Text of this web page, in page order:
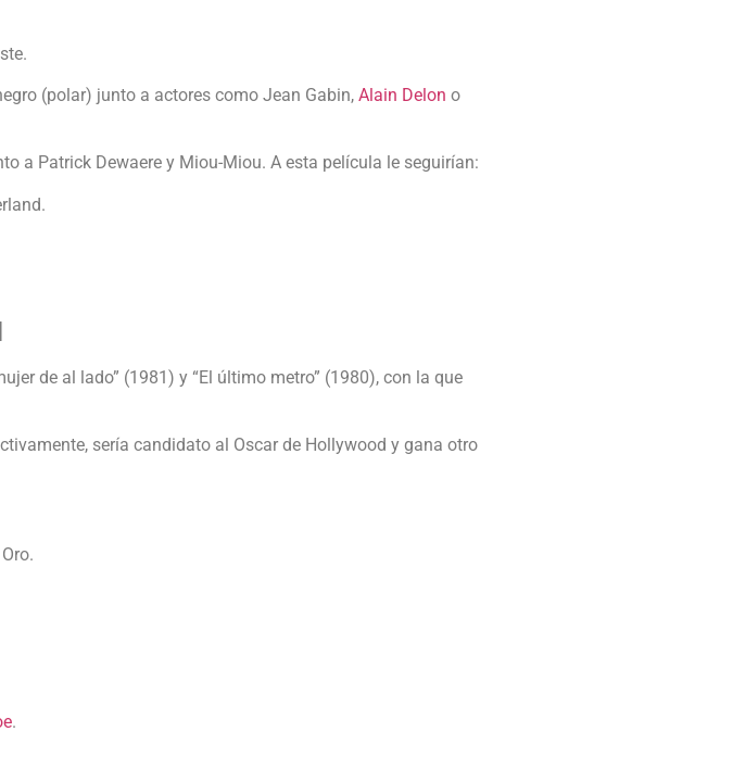
(polar) junto a actores como Jean Gabin, Alain Delon o
a Patrick Dewaere y Miou-Miou. A esta película le seguirían:
de al lado” (1981) y “El último metro” (1980), con la que
sería candidato al Oscar de Hollywood y gana otro
.